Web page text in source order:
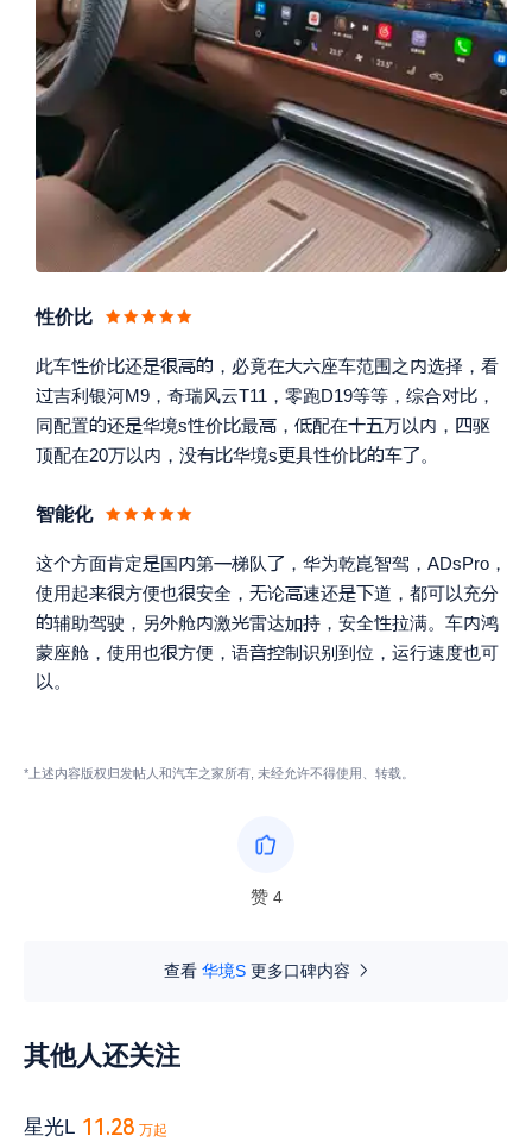
性价比
此车价还 ，必竟在座车范围之选择，看
吉利银河M9，奇瑞风云T11，零跑D19等等，综合对 ，
同配置还华境s价最 ， 配在万以 ， 驱
顶配在20万以 ，没华境s具价车。
智能化
这个方面肯定国第梯队 ，华为乾崑智驾，ADsPro，
使用起方便也安全， 论速还道，都可以充分
辅助驾驶，另舱激雷达持，安全拉满。车鸿
蒙座舱，使用也方便，语制识别到位，运行速度也可
以。
*上述内容版权归发帖人和汽车之家所有, 未经允许不得使用、转载。
赞 4
查看 华境S 更多口碑内容
其他人还关注
星光L 11.28 万起